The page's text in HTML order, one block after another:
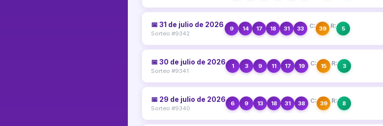
📅 31 de julio de 2026
Sorteo #9342
9 14 17 18 31 33 C: 39 R: 5
📅 30 de julio de 2026
Sorteo #9341
1 3 9 11 17 19 C: 15 R: 3
📅 29 de julio de 2026
Sorteo #9340
6 9 13 18 31 38 C: 39 R: 8